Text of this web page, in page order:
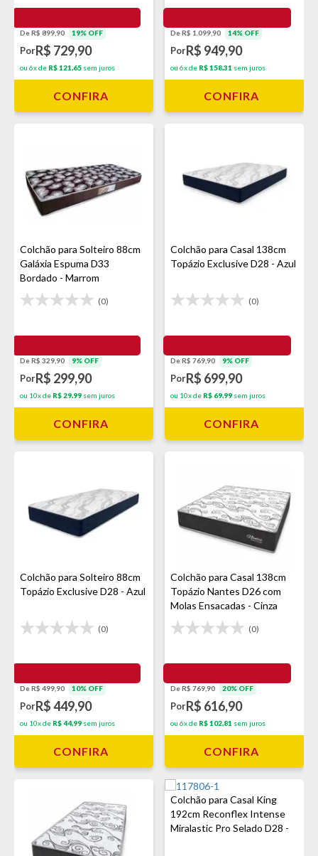
De R$ 899,90 19% OFF
PorR$ 729,90
ou 6x de R$ 121,65 sem juros
CONFIRA
De R$ 1.099,90 14% OFF
PorR$ 949,90
ou 6x de R$ 158,31 sem juros
CONFIRA
Colchão para Solteiro 88cm
Galáxia Espuma D33
Bordado - Marrom
(0)
De R$ 329,90 9% OFF
PorR$ 299,90
ou 10x de R$ 29,99 sem juros
CONFIRA
Colchão para Casal 138cm
Topázio Exclusive D28 - Azul
(0)
De R$ 769,90 9% OFF
PorR$ 699,90
ou 10x de R$ 69,99 sem juros
CONFIRA
Colchão para Solteiro 88cm
Topázio Exclusive D28 - Azul
(0)
De R$ 499,90 10% OFF
PorR$ 449,90
ou 10x de R$ 44,99 sem juros
CONFIRA
Colchão para Casal 138cm
Topázio Nantes D26 com
Molas Ensacadas - Cinza
(0)
De R$ 769,90 20% OFF
PorR$ 616,90
ou 6x de R$ 102,81 sem juros
CONFIRA
Colchão para Casal King
192cm Reconflex Intense
Miralastic Pro Selado D28 -